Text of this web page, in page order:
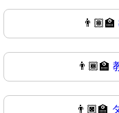
👨🏽‍🏫
👨🏾‍🏫
👨🏿‍🏫